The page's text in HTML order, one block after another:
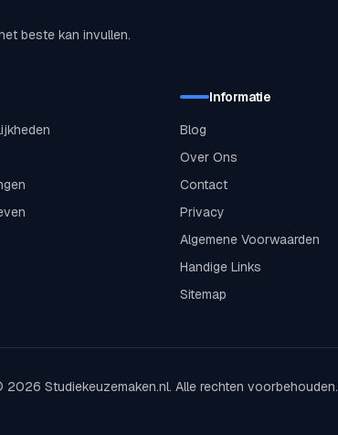
beste kan invullen.
Informatie
Blog
Over Ons
Contact
Privacy
Algemene Voorwaarden
Handige Links
Sitemap
2026 Studiekeuzemaken.nl. Alle rechten voorbehouden.